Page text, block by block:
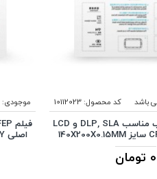
باشد کد محصول:10112023
فیلم FEP مناسب مناسب DLP, SLA و LCD
0 تومان
موجودی: